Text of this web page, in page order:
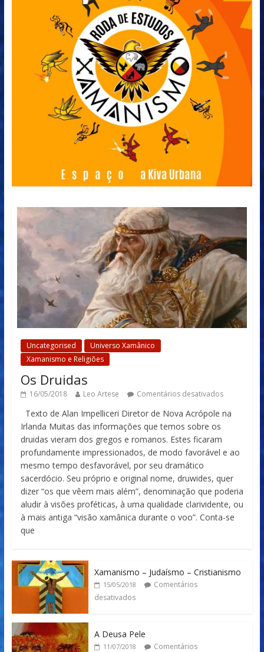
Uncategorised
Universo Xamânico
Xamanismo e Religiões
Os Druidas
16/05/2018 Leo Artese Comentários desativados
Texto de Alan Impelliceri Diretor de Nova Acrópole na
Irlanda Muitas das informações que temos sobre os
druidas vieram dos gregos e romanos. Estes ficaram
profundamente impressionados, de modo favorável e ao
mesmo tempo desfavorável, por seu dramático
sacerdócio. Seu próprio e original nome, druwides, quer
dizer “os que vêem mais além”, denominação que poderia
aludir à visões proféticas, à uma qualidade clarividente, ou
à mais antiga “visão xamânica durante o voo”. Conta-se
que
Xamanismo – Judaísmo – Cristianismo
15/05/2018
Comentários
desativados
A Deusa Pele
11/07/2018
Comentários